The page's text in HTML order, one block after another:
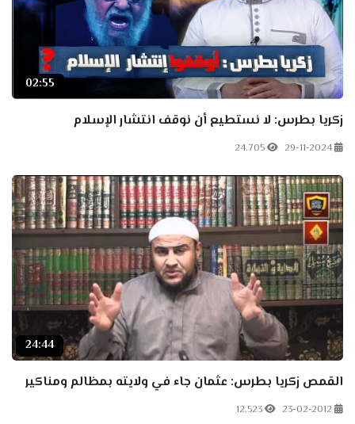
02:55
زكريا بطرس: لا نستطيع أن نوقف انتشار الإسلام
29-11-2024
24.705
24:44
القمص زكريا بطرس: عثمان جاء في ولايته بمظالم ومناكير
23-02-2012
12.523